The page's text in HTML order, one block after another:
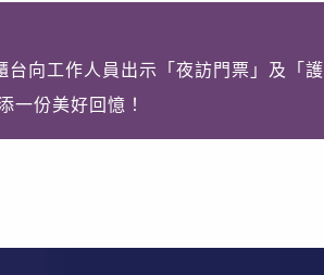
向工作人員出示「夜訪門票」及「護
一份美好回憶！